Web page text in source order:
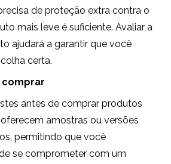
de proteção extra contra o
mais leve é suficiente. Avaliar a
ajudará a garantir que você
certa.
comprar
antes de comprar produtos
amostras ou versões
permitindo que você
se comprometer com um